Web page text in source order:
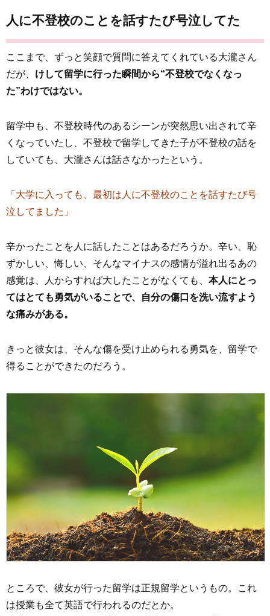
人に不登校のことを話すたび号泣してた
ここまで、ずっと笑顔で質問に答えてくれている大瀧さん
だが、 けして留学に行った瞬間から“不登校でなくなっ
た”わけではない。
留学中も、不登校時代のあるシーンが突然思い出されて辛
くなっていたし、不登校で留学してきた子が不登校の話を
していても、大瀧さんは話さなかったという。
「大学に入っても、最初は人に不登校のことを話すたび号
泣してました」
辛かったことを人に話したことはあるだろうか。辛い、恥
ずかしい、悔しい、そんなマイナスの感情が溢れ出るあの
感覚は、人からすれば大したことがなくても、 本人にとっ
てはとても勇気がいることで、自分の傷口を洗い流すよう
な痛みがある。
きっと彼女は、そんな傷を受け止められる勇気を、留学で
得ることができたのだろう。
ところで、彼女が行った留学は正規留学というもの。これ
は授業も全て英語で行われるのだとか。